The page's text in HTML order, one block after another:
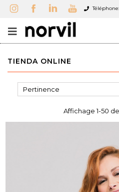
Téléphone:
TIENDA ONLINE
Pertinence
Affichage 1-50